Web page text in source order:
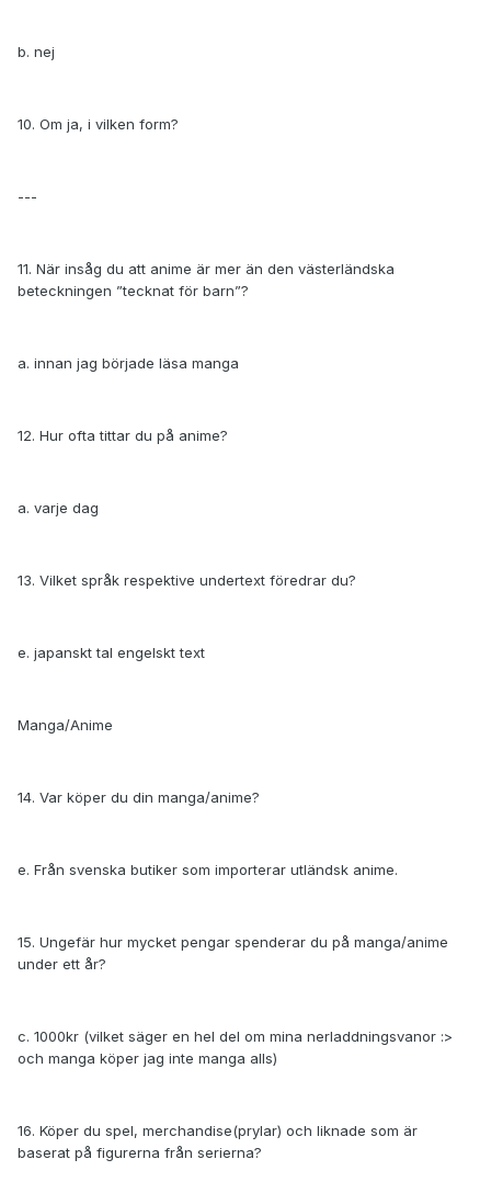
b. nej
10. Om ja, i vilken form?
---
11. När insåg du att anime är mer än den västerländska
beteckningen ”tecknat för barn”?
a. innan jag började läsa manga
12. Hur ofta tittar du på anime?
a. varje dag
13. Vilket språk respektive undertext föredrar du?
e. japanskt tal engelskt text
Manga/Anime
14. Var köper du din manga/anime?
e. Från svenska butiker som importerar utländsk anime.
15. Ungefär hur mycket pengar spenderar du på manga/anime
under ett år?
c. 1000kr (vilket säger en hel del om mina nerladdningsvanor :>
och manga köper jag inte manga alls)
16. Köper du spel, merchandise(prylar) och liknade som är
baserat på figurerna från serierna?